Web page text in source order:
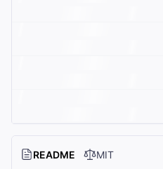
README MIT